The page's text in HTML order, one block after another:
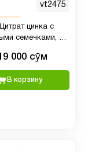
vt2475
цинка с
семечками, 60
000 сӯм
В корзину